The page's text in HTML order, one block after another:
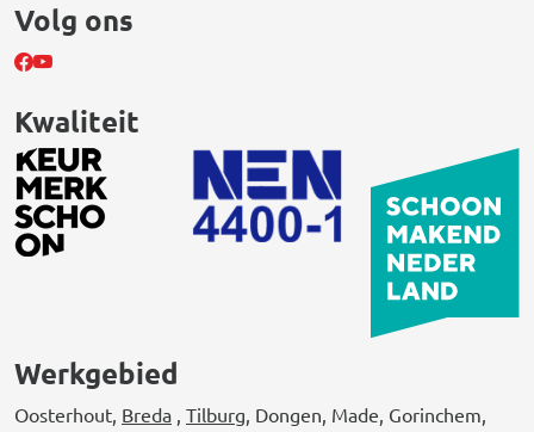
Volg ons
Kwaliteit
Werkgebied
Oosterhout, Breda Tilburg , Dongen, Made, Gorinchem,